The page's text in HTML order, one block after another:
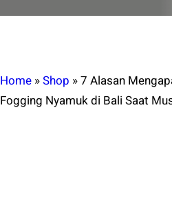
Home »Shop »7 Alasan
Fogging Nyamuk di Bali Saat